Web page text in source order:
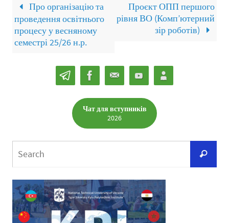
Про організацію та
проведення освітнього
процесу у весняному
семестрі 25/26 н.р.
Проєкт ОПП першого
рівня ВО (Комп’ютерний
зір роботів)
Чат для вступників
2026